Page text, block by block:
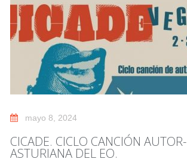
mayo 8, 2024
CICADE. CICLO CANCIÓN AUTOR-
ASTURIANA DEL EO.